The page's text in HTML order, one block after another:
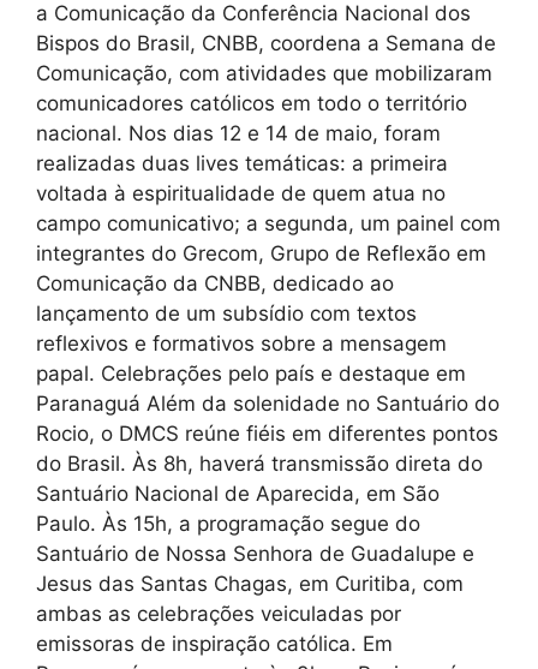
a Comunicação da Conferência Nacional dos
Bispos do Brasil, CNBB, coordena a Semana de
Comunicação, com atividades que mobilizaram
comunicadores católicos em todo o território
nacional. Nos dias 12 e 14 de maio, foram
realizadas duas lives temáticas: a primeira
voltada à espiritualidade de quem atua no
campo comunicativo; a segunda, um painel com
integrantes do Grecom, Grupo de Reflexão em
Comunicação da CNBB, dedicado ao
lançamento de um subsídio com textos
reflexivos e formativos sobre a mensagem
papal. Celebrações pelo país e destaque em
Paranaguá Além da solenidade no Santuário do
Rocio, o DMCS reúne fiéis em diferentes pontos
do Brasil. Às 8h, haverá transmissão direta do
Santuário Nacional de Aparecida, em São
Paulo. Às 15h, a programação segue do
Santuário de Nossa Senhora de Guadalupe e
Jesus das Santas Chagas, em Curitiba, com
ambas as celebrações veiculadas por
emissoras de inspiração católica. Em